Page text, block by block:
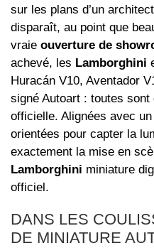
sur les plans d’un
disparaît, au point que
vraie ouverture de
achevé, les Lamborghini
Huracán V10, Aventador
signé Autoart : toutes
officielle. Alignées avec un
orientées pour capter la
exactement la mise en
Lamborghini miniature
officiel.
DANS LES
DE MINIATURE